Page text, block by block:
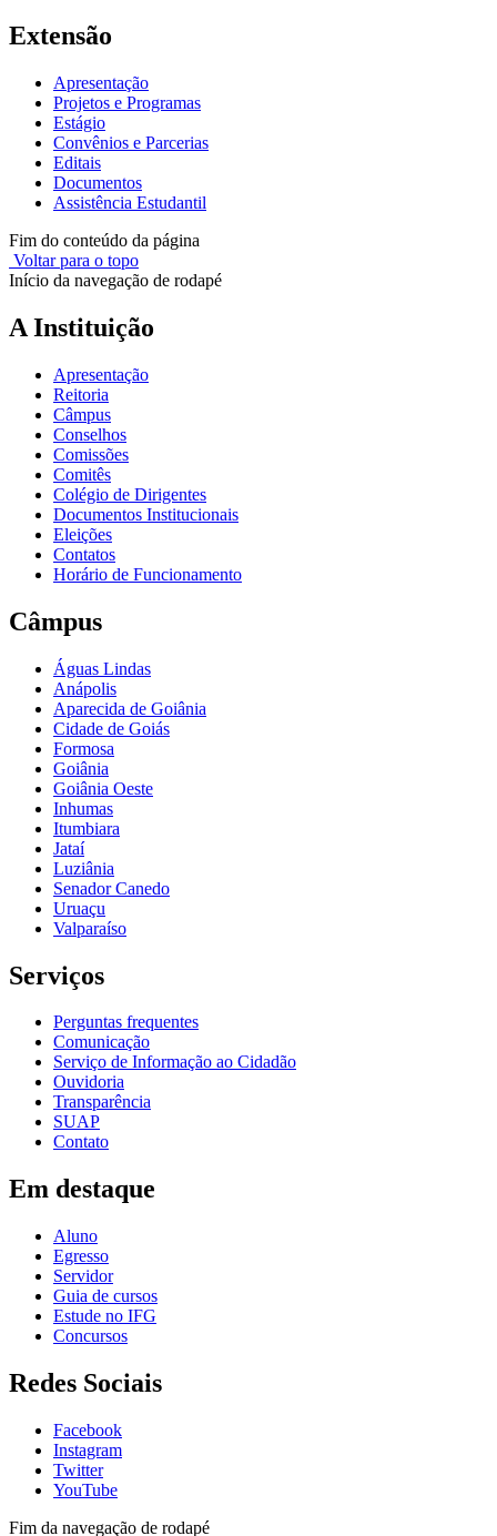
Extensão
Apresentação
Projetos e Programas
Estágio
Convênios e Parcerias
Editais
Documentos
Assistência Estudantil
Fim do conteúdo da página
Voltar para o topo
Início da navegação de rodapé
A Instituição
Apresentação
Reitoria
Câmpus
Conselhos
Comissões
Comitês
Colégio de Dirigentes
Documentos Institucionais
Eleições
Contatos
Horário de Funcionamento
Câmpus
Águas Lindas
Anápolis
Aparecida de Goiânia
Cidade de Goiás
Formosa
Goiânia
Goiânia Oeste
Inhumas
Itumbiara
Jataí
Luziânia
Senador Canedo
Uruaçu
Valparaíso
Serviços
Perguntas frequentes
Comunicação
Serviço de Informação ao Cidadão
Ouvidoria
Transparência
SUAP
Contato
Em destaque
Aluno
Egresso
Servidor
Guia de cursos
Estude no IFG
Concursos
Redes Sociais
Facebook
Instagram
Twitter
YouTube
Fim da navegação de rodapé